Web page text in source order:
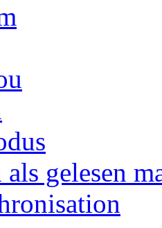
gelesen